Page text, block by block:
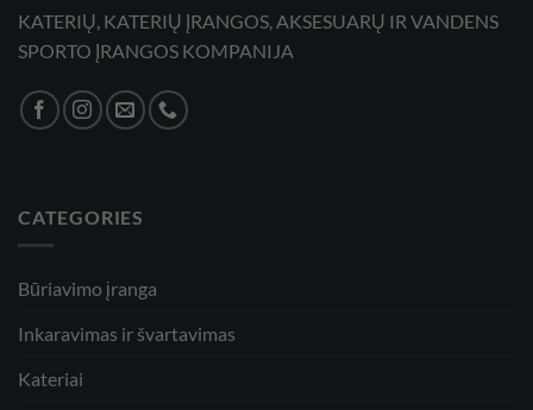
KATERIŲ, KATERIŲ ĮRANGOS, AKSESUARŲ IR VANDENS
SPORTO ĮRANGOS KOMPANIJA
CATEGORIES
Būriavimo įranga
Inkaravimas ir švartavimas
Kateriai